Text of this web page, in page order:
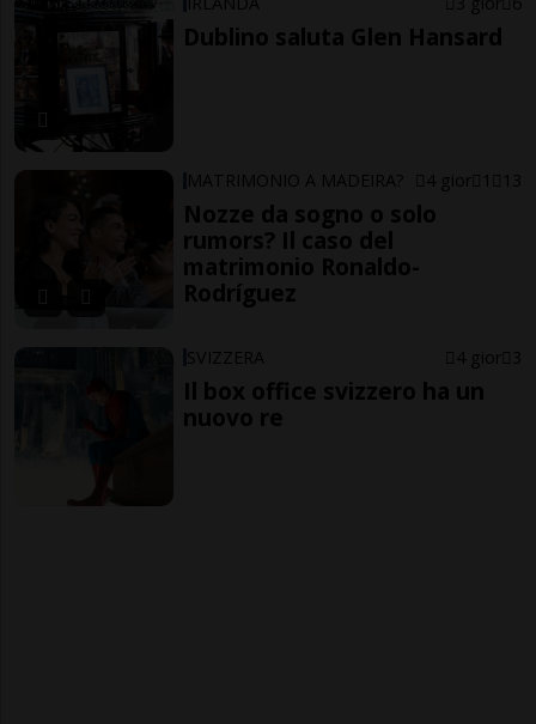
Dublino saluta Glen Hansard
MATRIMONIO A MADEIRA? 4 gior 1 13
Nozze da sogno o solo
rumors? Il caso del
matrimonio Ronaldo-
Rodríguez
SVIZZERA 4 gior 3
Il box office svizzero ha un
nuovo re